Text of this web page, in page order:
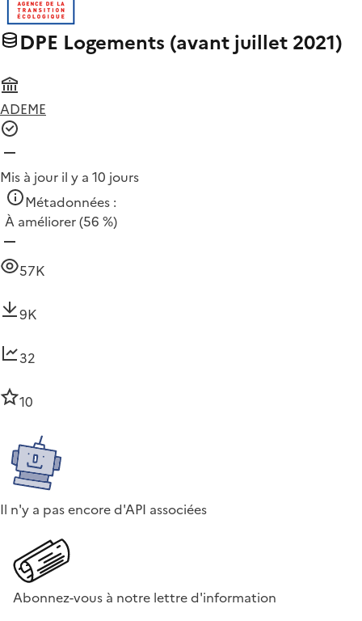
DPE Logements (avant juillet 2021)
ADEME
Mis à jour il y a 10 jours
Métadonnées :
À améliorer(56 %)
57K
9K
32
10
Il n'y a pas encore d'API associées
Abonnez-vous à notre lettre d'information